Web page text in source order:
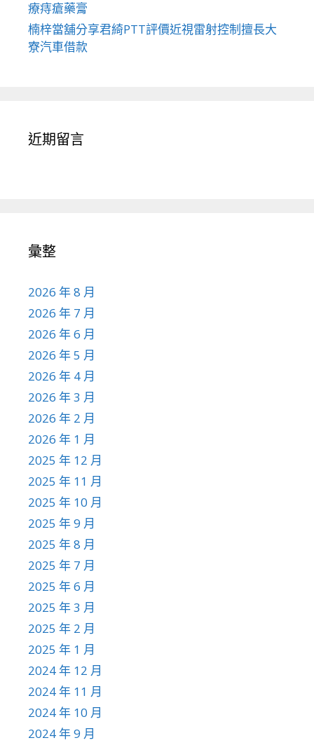
療痔瘡藥膏
楠梓當舖分享君綺PTT評價近視雷射控制擅長大
寮汽車借款
近期留言
彙整
2026 年 8 月
2026 年 7 月
2026 年 6 月
2026 年 5 月
2026 年 4 月
2026 年 3 月
2026 年 2 月
2026 年 1 月
2025 年 12 月
2025 年 11 月
2025 年 10 月
2025 年 9 月
2025 年 8 月
2025 年 7 月
2025 年 6 月
2025 年 3 月
2025 年 2 月
2025 年 1 月
2024 年 12 月
2024 年 11 月
2024 年 10 月
2024 年 9 月